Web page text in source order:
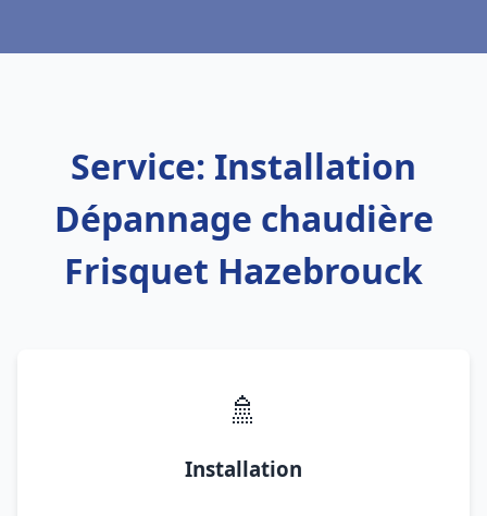
Service: Installation
Dépannage chaudière
Frisquet Hazebrouck
🚿
Installation